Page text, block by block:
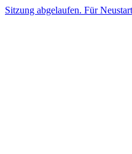
Sitzung abgelaufen. Für